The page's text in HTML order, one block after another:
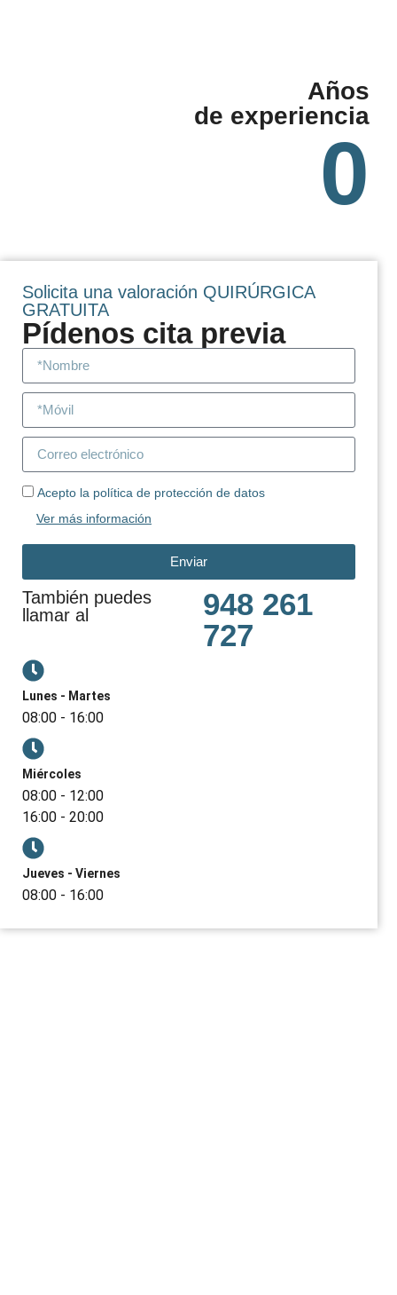
Años
de experiencia
0
Solicita una valoración QUIRÚRGICA
GRATUITA
Pídenos cita previa
Acepto la política de protección de datos
Ver más información
Enviar
También puedes
llamar al
948 261
727
Lunes - Martes
08:00 - 16:00
Miércoles
08:00 - 12:00
16:00 - 20:00
Jueves - Viernes
08:00 - 16:00